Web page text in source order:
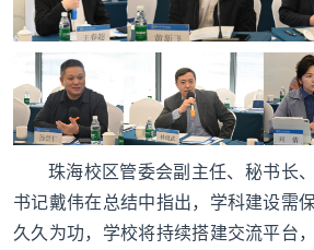
珠海校区管委会副主任、秘书长
书记戴伟在总结中指出，学科建设需
久久为功，学校将持续搭建交流平台